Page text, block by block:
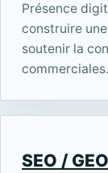
Présence
construire
soutenir la
commerciales.
SEO / GEO